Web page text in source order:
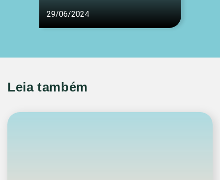
29/06/2024
Leia também